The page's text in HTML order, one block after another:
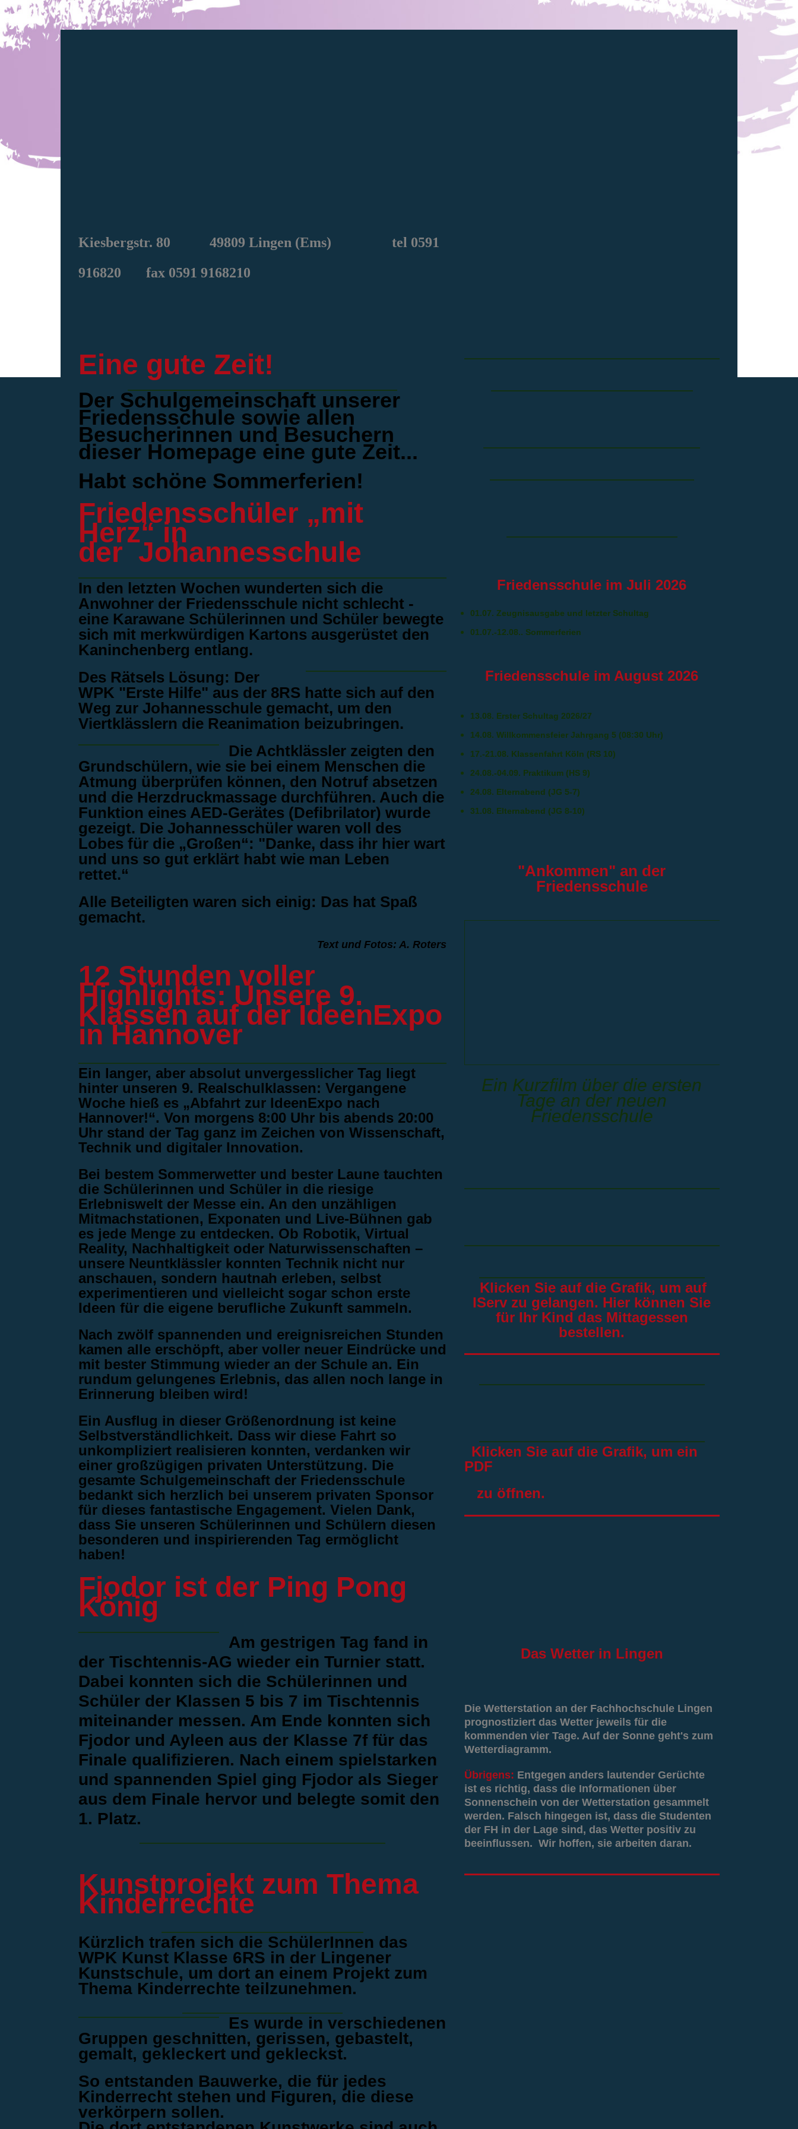
Kiesbergstr. 80 49809 Lingen (Ems) tel 0591
916820 fax 0591 9168210
Eine gute Zeit!
Der Schulgemeinschaft unserer
Friedensschule sowie allen
Besucherinnen und Besuchern
dieser Homepage eine gute Zeit...
Habt schöne Sommerferien!
Friedensschüler „mit
Herz“ in
der Johannesschule
In den letzten Wochen wunderten sich die
Anwohner der Friedensschule nicht schlecht -
eine Karawane Schülerinnen und Schüler bewegte
sich mit merkwürdigen Kartons ausgerüstet den
Kaninchenberg entlang.
Des Rätsels Lösung: Der
WPK "Erste Hilfe" aus der 8RS hatte sich auf den
Weg zur Johannesschule gemacht, um den
Viertklässlern die Reanimation beizubringen.
Die Achtklässler zeigten den
Grundschülern, wie sie bei einem Menschen die
Atmung überprüfen können, den Notruf absetzen
und die Herzdruckmassage durchführen. Auch die
Funktion eines AED-Gerätes (Defibrilator) wurde
gezeigt. Die Johannesschüler waren voll des
Lobes für die „Großen“: "Danke, dass ihr hier wart
und uns so gut erklärt habt wie man Leben
rettet.“
Alle Beteiligten waren sich einig: Das hat Spaß
gemacht.
Text und Fotos: A. Roters
12 Stunden voller
Highlights: Unsere 9.
Klassen auf der IdeenExpo
in Hannover
Ein langer, aber absolut unvergesslicher Tag liegt
hinter unseren 9. Realschulklassen: Vergangene
Woche hieß es „Abfahrt zur IdeenExpo nach
Hannover!“. Von morgens 8:00 Uhr bis abends 20:00
Uhr stand der Tag ganz im Zeichen von Wissenschaft,
Technik und digitaler Innovation.
Bei bestem Sommerwetter und bester Laune tauchten
die Schülerinnen und Schüler in die riesige
Erlebniswelt der Messe ein. An den unzähligen
Mitmachstationen, Exponaten und Live-Bühnen gab
es jede Menge zu entdecken. Ob Robotik, Virtual
Reality, Nachhaltigkeit oder Naturwissenschaften –
unsere Neuntklässler konnten Technik nicht nur
anschauen, sondern hautnah erleben, selbst
experimentieren und vielleicht sogar schon erste
Ideen für die eigene berufliche Zukunft sammeln.
Nach zwölf spannenden und ereignisreichen Stunden
kamen alle erschöpft, aber voller neuer Eindrücke und
mit bester Stimmung wieder an der Schule an. Ein
rundum gelungenes Erlebnis, das allen noch lange in
Erinnerung bleiben wird!
Ein Ausflug in dieser Größenordnung ist keine
Selbstverständlichkeit. Dass wir diese Fahrt so
unkompliziert realisieren konnten, verdanken wir
einer großzügigen privaten Unterstützung. ​Die
gesamte Schulgemeinschaft der Friedensschule
bedankt sich herzlich bei unserem privaten Sponsor
für dieses fantastische Engagement. Vielen Dank,
dass Sie unseren Schülerinnen und Schülern diesen
besonderen und inspirierenden Tag ermöglicht
haben!
Fjodor ist der Ping Pong
König
Am gestrigen Tag fand in
der Tischtennis-AG wieder ein Turnier statt.
Dabei konnten sich die Schülerinnen und
Schüler der Klassen 5 bis 7 im Tischtennis
miteinander messen. Am Ende konnten sich
Fjodor und Ayleen aus der Klasse 7f für das
Finale qualifizieren. Nach einem spielstarken
und spannenden Spiel ging Fjodor als Sieger
aus dem Finale hervor und belegte somit den
1. Platz.
Kunstprojekt zum Thema
Kinderrechte
Kürzlich trafen sich die SchülerInnen das
WPK Kunst Klasse 6RS in der Lingener
Kunstschule, um dort an einem Projekt zum
Thema Kinderrechte teilzunehmen.
Es wurde in verschiedenen
Gruppen geschnitten, gerissen, gebastelt,
gemalt, gekleckert und gekleckst.
So entstanden Bauwerke, die für jedes
Kinderrecht stehen und Figuren, die diese
verkörpern sollen.
Friedensschule im Juli 2026
01.07. Zeugnisausgabe und letzter Schultag
01.07.-12.08.. Sommerferien
Friedensschule im August 2026
13.08. Erster Schultag 2026/27
14.08. Willkommensfeier Jahrgang 5 (08:30 Uhr)
17.-21.08. Klassenfahrt Köln (RS 10)
24.08.-04.09. Praktikum (HS 9)
24.08. Elternabend (JG 5-7)
31.08. Elternabend (JG 8-10)
"Ankommen" an der
Friedensschule
Ein Kurzfilm über die ersten
Tage an der neuen
Friedensschule
Klicken Sie auf die Grafik, um auf
IServ zu gelangen. Hier können Sie
für Ihr Kind das Mittagessen
bestellen.
Klicken Sie auf die Grafik, um ein
PDF
zu öffnen.
Das Wetter in Lingen
Die Wetterstation an der Fachhochschule Lingen
prognostiziert das Wetter jeweils für die
kommenden vier Tage. Auf der Sonne geht's zum
Wetterdiagramm.
Übrigens: Entgegen anders lautender Gerüchte
ist es richtig, dass die Informationen über
Sonnenschein von der Wetterstation gesammelt
werden. Falsch hingegen ist, dass die Studenten
der FH in der Lage sind, das Wetter positiv zu
beeinflussen. Wir hoffen, sie arbeiten daran.